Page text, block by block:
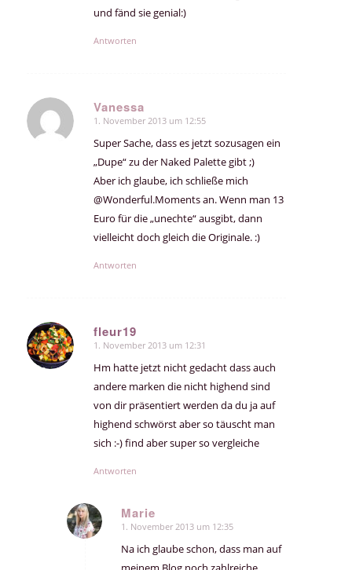
und fänd sie genial:)
Antworten
Vanessa
sagte:
1. November 2013 um 12:55
Super Sache, dass es jetzt sozusagen ein
„Dupe“ zu der Naked Palette gibt ;)
Aber ich glaube, ich schließe mich
@Wonderful.Moments an. Wenn man 13
Euro für die „unechte“ ausgibt, dann
vielleicht doch gleich die Originale. :)
Antworten
fleur19
sagte:
1. November 2013 um 12:31
Hm hatte jetzt nicht gedacht dass auch
andere marken die nicht highend sind
von dir präsentiert werden da du ja auf
highend schwörst aber so täuscht man
sich :-) find aber super so vergleiche
Antworten
Marie
sagte:
1. November 2013 um 12:35
Na ich glaube schon, dass man auf